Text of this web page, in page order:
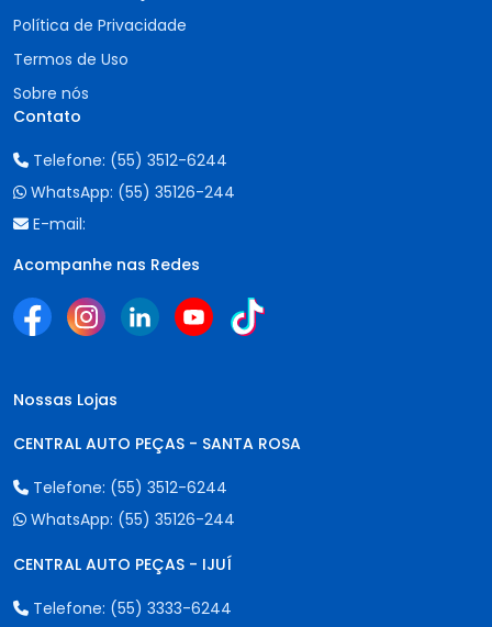
Política de Privacidade
Termos de Uso
Sobre nós
Contato
Telefone: (55) 3512-6244
WhatsApp: (55) 35126-244
E-mail:
Acompanhe nas Redes
Nossas Lojas
CENTRAL AUTO PEÇAS - SANTA ROSA
Telefone: (55) 3512-6244
WhatsApp: (55) 35126-244
CENTRAL AUTO PEÇAS - IJUÍ
Telefone: (55) 3333-6244